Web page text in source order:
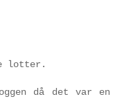
lotter.
då det var en